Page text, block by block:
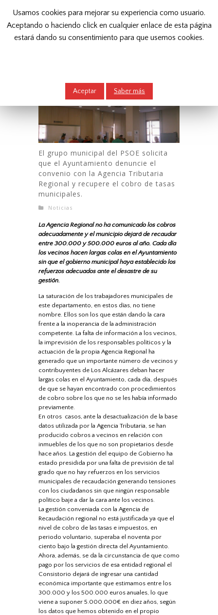
El grupo municipal del PSOE solicita
que el Ayuntamiento denuncie el
convenio con la Agencia Tributaria
Regional y recupere el cobro de tasas
municipales.
Noticias
La Agencia Regional no ha comunicado los cobros
adecuadamente y el municipio dejará de recaudar
entre 300.000 y 500.000 euros al año. Cada día
los vecinos hacen largas colas en el Ayuntamiento
sin que el gobierno municipal haya establecido los
refuerzos adecuados ante el desastre de su
gestión.
La saturación de los trabajadores municipales de
este departamento, en estos días, no tiene
nombre. Ellos son los que están dando la cara
frente a la inoperancia de la administración
competente. La falta de información a los vecinos,
la imprevisión de los responsables políticos y la
actuación de la propia Agencia Regional ha
generado que un importante número de vecinos y
contribuyentes de Los Alcázares deban hacer
largas colas en el Ayuntamiento, cada día, después
de que se hayan encontrado con procedimientos
de cobro sobre los que no se les había informado
previamente.
En otros casos, ante la desactualización de la base
datos utilizada por la Agencia Tributaria, se han
producido cobros a vecinos en relación con
inmuebles de los que no son propietarios desde
hace años. La gestión del equipo de Gobierno ha
estado presidida por una falta de previsión de tal
grado que no hay refuerzos en los servicios
municipales de recaudación generando tensiones
con los ciudadanos sin que ningún responsable
político baje a dar la cara ante los vecinos.
La gestión conveniada con la Agencia de
Recaudación regional no está justificada ya que el
nivel de cobro de las tasas e impuestos, en
periodo voluntario, superaba el noventa por
ciento bajo la gestión directa del Ayuntamiento.
Ahora, además, se da la circunstancia de que como
pago por los servicios de esa entidad regional el
Consistorio dejará de ingresar una cantidad
económica importante que estimamos entre los
300.000 y los 500.000 euros anuales, lo que
viene a suponer 5.000.000€ en diez años, según
los datos que hemos obtenido en el propio
Usamos cookies para mejorar su experiencia como usuario.
Aceptando o haciendo click en cualquier enlace de esta página
estará dando su consentimiento para que usemos cookies.
Aceptar Saber más